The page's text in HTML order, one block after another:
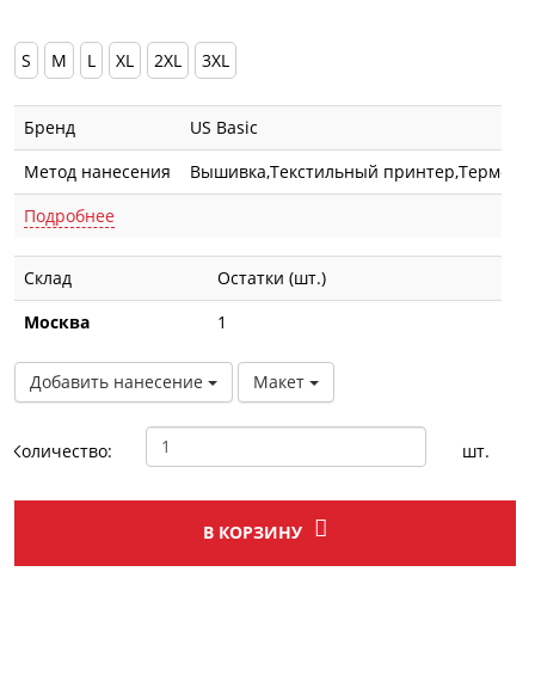
S M L XL 2XL 3XL
Бренд
US Basic
Метод нанесения
Вышивка,Текстильный
Подробнее
Склад
Остатки (шт.)
Москва
1
Добавить нанесение Макет
Количество: шт.
В КОРЗИНУ